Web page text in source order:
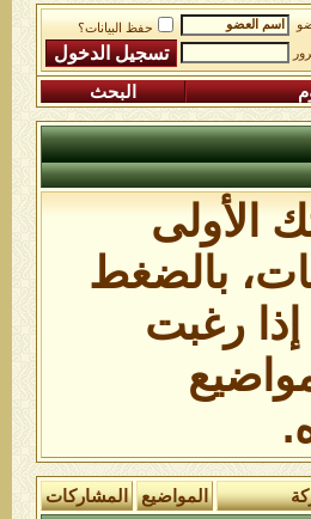
حفظ البيانات؟
البحث
الأولى
بالضغط
إذا رغبت
المواضيع المشاركات